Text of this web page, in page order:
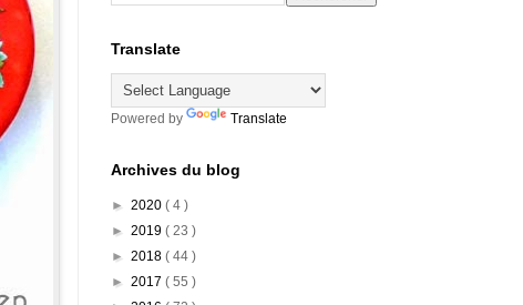
Translate
Powered by Translate
Archives du blog
► 2020 ( 4 )
► 2019 ( 23 )
► 2018 ( 44 )
► 2017 ( 55 )